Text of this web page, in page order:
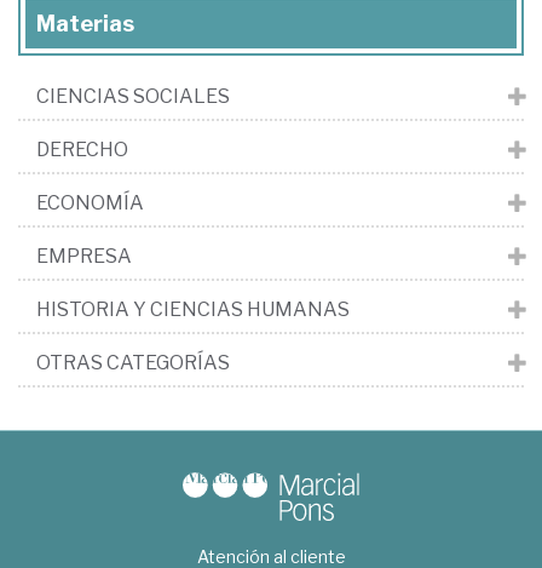
Materias
CIENCIAS SOCIALES
DERECHO
ECONOMÍA
EMPRESA
HISTORIA Y CIENCIAS HUMANAS
OTRAS CATEGORÍAS
Atención al cliente